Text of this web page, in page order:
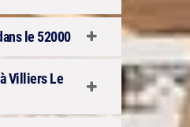
le 52000
Villiers Le